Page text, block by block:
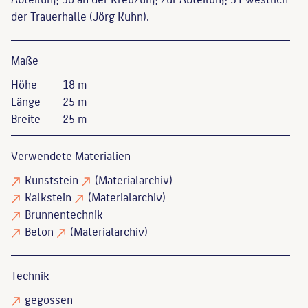
der Trauerhalle (Jörg Kuhn).
Maße
Höhe
Länge
Breite
18 m
25 m
25 m
Verwendete Materialien
Kunststein
(Materialarchiv)
Kalkstein
(Materialarchiv)
Brunnentechnik
Beton
(Materialarchiv)
Technik
gegossen